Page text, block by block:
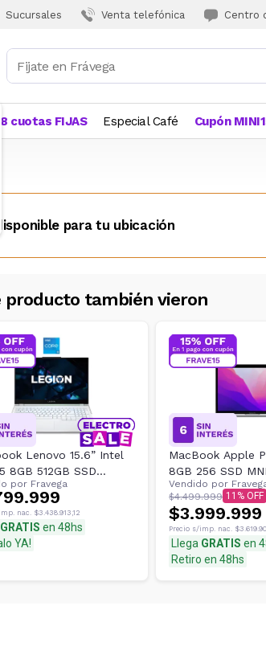
Sucursales Venta telefónica Centro
18 cuotas FIJAS Especial Café Cupón
para tu ubicación
producto también vieron
Lenovo 15.6” Intel
8GB 512GB SSD
5 82JK00LVAR
por Fravega
nac. $3.438.913,12
GRATIS en 48hs
YA!
MacBook Apple
8GB 256 SSD
Space Gray
Vendido por
$4.499.999 11
$3.999.999
Precio s/imp. nac.
Llega GRATIS en
Retiro en 48hs